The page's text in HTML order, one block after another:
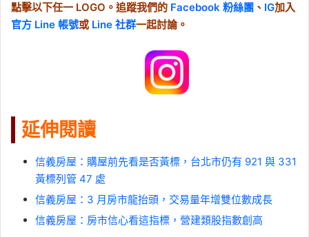
點擊以下任一 LOGO。追蹤我們的 Facebook 粉絲團 、 IG加入
官方 Line 帳號或 Line 社群一起討論。
延伸閱讀
信義房屋：購屋前先看是否黃標，台北市仍有 921 與 331
黃標列管 47 處
信義房屋：3 月房市龍抬頭，交易量年增雙位數成長
信義房屋：房市信心看這指標，營建類股指數創高